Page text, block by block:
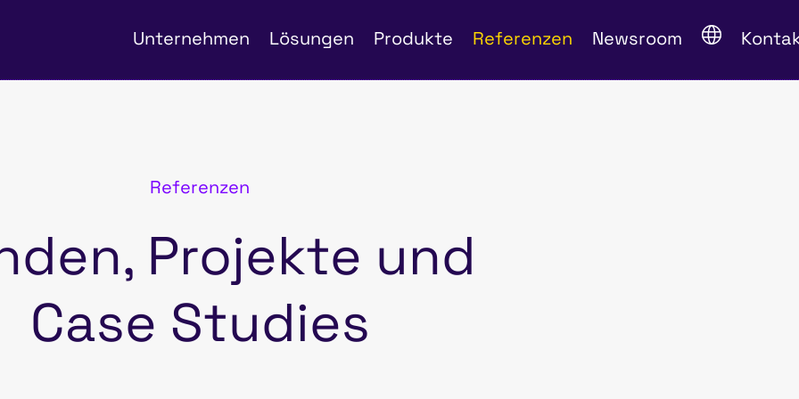
Unternehmen Lösungen Produkte Referenzen Newsroom
Referenzen
Projekte und
Case Studies